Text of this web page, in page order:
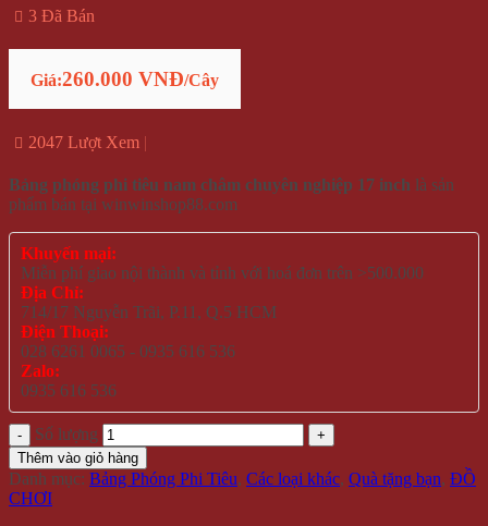
3 Đã Bán
Giá:260.000 VNĐ/Cây
2047 Lượt Xem
Bảng phóng phi tiêu nam châm chuyên nghiệp 17 inch là sản
phẩm bán tại winwinshop88.com
Khuyến mại:
Miễn phí giao nội thành và tỉnh với hoá đơn trên >500.000
Địa Chỉ:
714/17 Nguyễn Trãi, P.11, Q.5 HCM
Điện Thoại:
028 6261 0065 - 0935 616 536
Zalo:
0935 616 536
Số lượng
Thêm vào giỏ hàng
Danh mục: Bảng Phóng Phi Tiêu, Các loại khác, Quà tặng bạn, ĐỒ
CHƠI